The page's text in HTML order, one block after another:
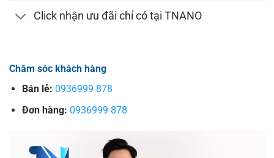
Click nhận ưu đãi chỉ có tại TNANO
Chăm sóc khách hàng
Bán lẻ: 0936999 878
Đơn hàng: 0936999 878